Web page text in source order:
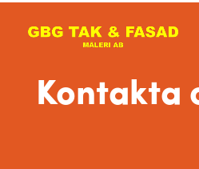
Kontakta